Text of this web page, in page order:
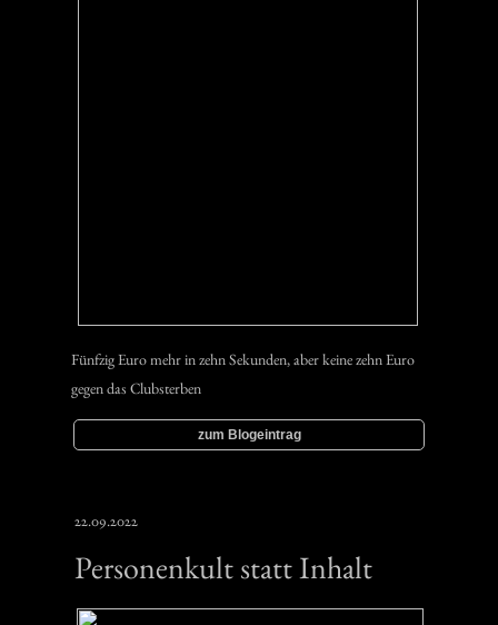
Fünfzig Euro mehr in zehn Sekunden, aber keine zehn Euro
gegen das Clubsterben
zum Blogeintrag
22.09.2022
Personenkult statt Inhalt